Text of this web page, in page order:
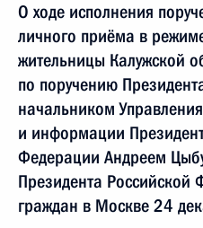
О ходе исполнения
личного приёма в
жительницы Калужской
по поручению
начальником
и информации
Федерации Андреем
Президента Российской
граждан в Москве 24